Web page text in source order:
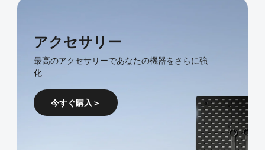
アクセサリー
最高のアクセサリーであなたの機器をさらに強
化
今すぐ購入＞